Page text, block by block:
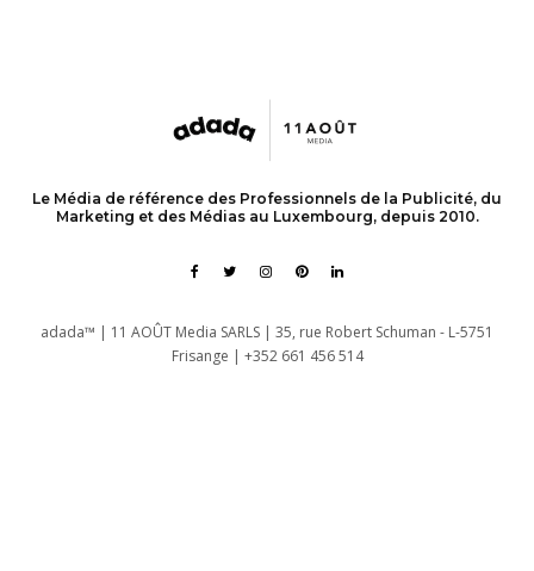
Le Média de référence des Professionnels de la Publicité, du
Marketing et des Médias au Luxembourg, depuis 2010.
adada™ | 11 AOÛT Media SARLS | 35, rue Robert Schuman - L-5751
Frisange | +352 661 456 514